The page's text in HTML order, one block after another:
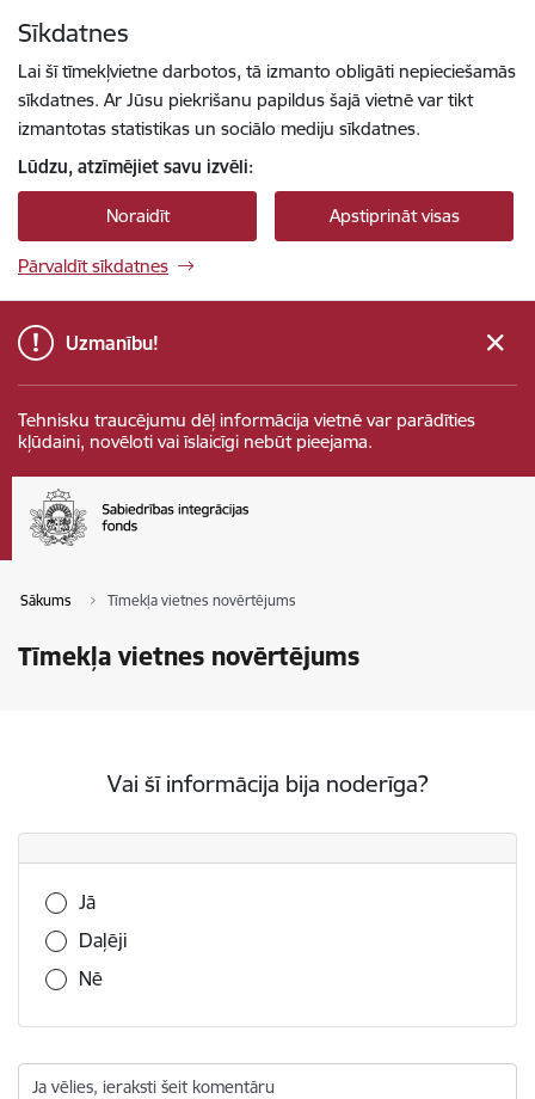
Sīkdatnes
Lai šī tīmekļvietne darbotos, tā izmanto obligāti nepieciešamās
sīkdatnes. Ar Jūsu piekrišanu papildus šajā vietnē var tikt
izmantotas statistikas un sociālo mediju sīkdatnes.
Lūdzu, atzīmējiet savu izvēli:
Noraidīt Apstiprināt visas
Pārvaldīt sīkdatnes
Uzmanību!
Tehnisku traucējumu dēļ informācija vietnē var parādīties
kļūdaini, novēloti vai īslaicīgi nebūt pieejama.
Sākums Tīmekļa vietnes novērtējums
Tīmekļa vietnes novērtējums
Vai šī informācija bija noderīga?
Vai šī informācija bija noderīga?
Jā
Daļēji
Nē
Ja vēlies, ieraksti šeit komentāru